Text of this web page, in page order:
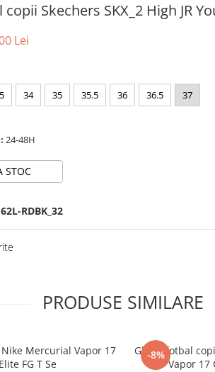
Skechers SKX_2 High JR
Lei
34 35 35.5 36 36.5 37
24-48H
STOC
RDBK_32
PRODUSE SIMILARE
Mercurial Vapor 17
Elite FG T Se
-8%
Ghete fotbal
Vapor 17